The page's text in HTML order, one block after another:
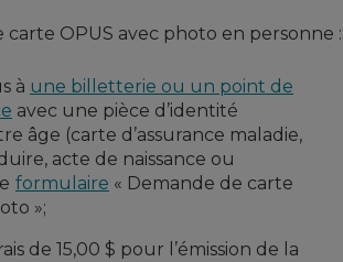
OPUS avec photo en personne :
à une billetterie ou un point de
avec une pièce d’identité
âge (carte d’assurance maladie,
acte de naissance ou
formulaire « Demande de carte
»;
de 15,00 $ pour l’émission de la